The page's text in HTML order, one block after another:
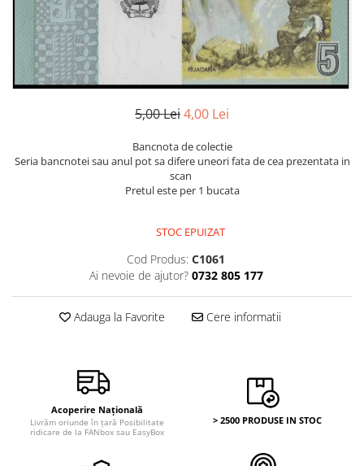
Monede Asia
Monede Australia si Oceania
Monede Euro, Eurocenti
Monede Europa
Bancnote Asia
Bancnote Australia si Oceania
Bancnote Europa
Gradate PMG
5,00 Lei4,00 Lei
Bancnota de colectie
Seria bancnotei sau anul pot sa difere uneori fata de cea prezentata in
scan
Pretul este per 1 bucata
STOC EPUIZAT
Cod Produs: C1061
Ai nevoie de ajutor? 0732 805 177
Adauga la Favorite Cere informatii
Acoperire Națională
Livrăm oriunde în țară Posibilitate
ridicare de la FANbox sau EasyBox
> 2500 PRODUSE IN STOC